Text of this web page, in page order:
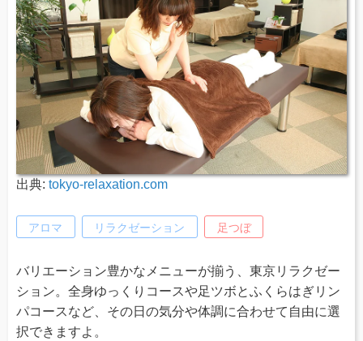
出典: tokyo-relaxation.com
アロマ リラクゼーション 足つぼ
バリエーション豊かなメニューが揃う、東京リラクゼー
ション。全身ゆっくりコースや足ツボとふくらはぎリン
パコースなど、その日の気分や体調に合わせて自由に選
択できますよ。